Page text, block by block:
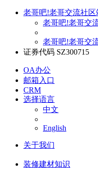
老哥吧!老哥交流社区
老哥吧!老哥交
老哥吧!老哥交
证券代码 SZ300715
OA办公
邮箱入口
CRM
选择语言
中文
English
关于我们
装修建材知识